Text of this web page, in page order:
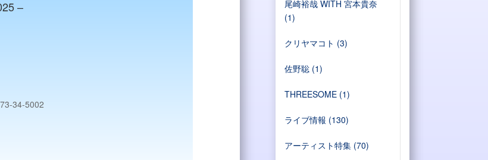
–
34-5002
尾崎裕哉 WITH 宮本貴奈
(1)
クリヤマコト (3)
佐野聡(1)
THREESOME(1)
ライブ情報 (130)
アーティスト特集(70)